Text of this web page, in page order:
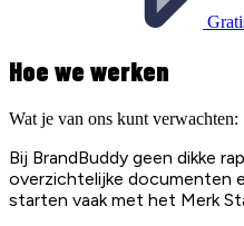
Hoe we werken
Wat je van ons kunt verwachten:
Bij BrandBuddy geen dikke
overzichtelijke documenten
starten vaak met het Merk